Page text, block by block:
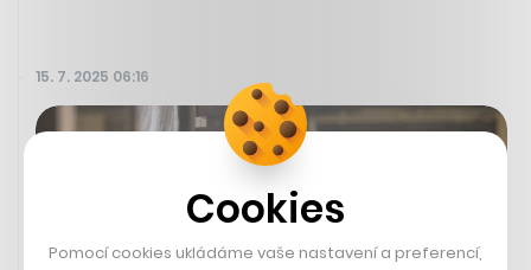
15. 7. 2025 06:16
Cookies
Pomocí cookies ukládáme vaše nastavení a preferencí,